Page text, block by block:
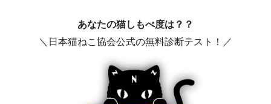
あなたの猫しもべ度は？？
＼日本猫ねこ協会公式の無料診断テスト！／